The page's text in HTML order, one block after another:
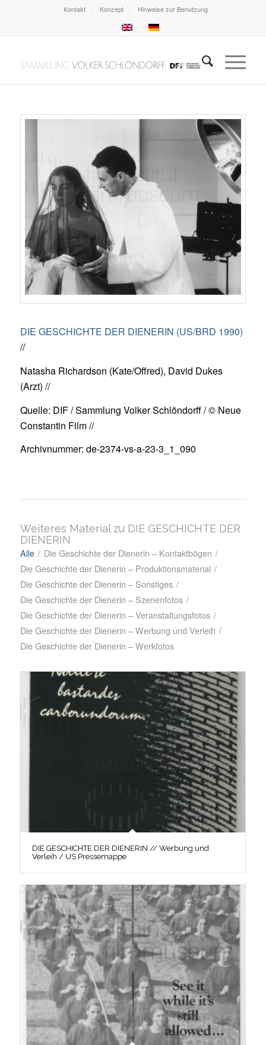
Kontakt Konzept Hinweise zur Benutzung
DIE GESCHICHTE DER DIENERIN (US/BRD 1990)
//
Natasha Richardson (Kate/Offred), David Dukes
(Arzt) //
Quelle: DIF / Sammlung Volker Schlöndorff / © Neue
Constantin Film //
Archivnummer: de-2374-vs-a-23-3_1_090
Weiteres Material zu DIE GESCHICHTE DER
DIENERIN
Alle / Die Geschichte der Dienerin – Kontaktbögen /
Die Geschichte der Dienerin – Produktionsmaterial /
Die Geschichte der Dienerin – Sonstiges /
Die Geschichte der Dienerin – Szenenfotos /
Die Geschichte der Dienerin – Veranstaltungsfotos /
Die Geschichte der Dienerin – Werbung und Verleih /
Die Geschichte der Dienerin – Werkfotos
DIE GESCHICHTE DER DIENERIN // Werbung und
Verleih / US Pressemappe